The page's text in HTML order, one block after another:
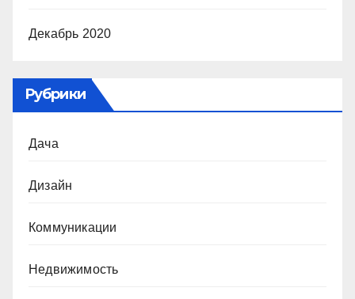
Декабрь 2020
Рубрики
Дача
Дизайн
Коммуникации
Недвижимость